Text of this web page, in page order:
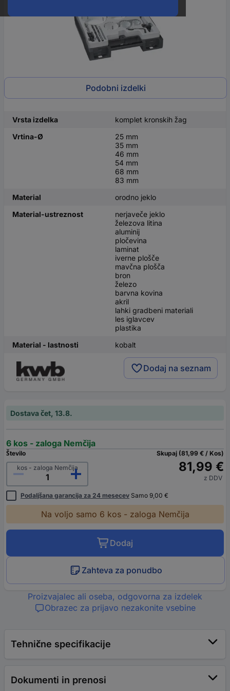
Podobni izdelki
Vrsta izdelka
komplet kronskih žag
Vrtina-Ø
25 mm
35 mm
46 mm
54 mm
68 mm
83 mm
Material
orodno jeklo
Material-ustreznost
nerjaveče jeklo
železova litina
aluminij
pločevina
laminat
iverne plošče
mavčna plošča
bron
železo
barvna kovina
akril
lahki gradbeni materiali
les iglavcev
plastika
Material - lastnosti
kobalt
Dodaj na seznam
Dostava čet, 13.8.
6 kos - zaloga Nemčija
Število
kos - zaloga Nemčija
Skupaj (81,99 € / Kos)
81,99 €
z DDV
Podaljšana garancija za 24 mesecev Samo 9,00 €
Na voljo samo 6 kos - zaloga Nemčija
Dodaj
Zahteva za ponudbo
Proizvajalec ali oseba, odgovorna za izdelek
Obrazec za prijavo nezakonite vsebine
Tehnične specifikacije
Dokumenti in prenosi